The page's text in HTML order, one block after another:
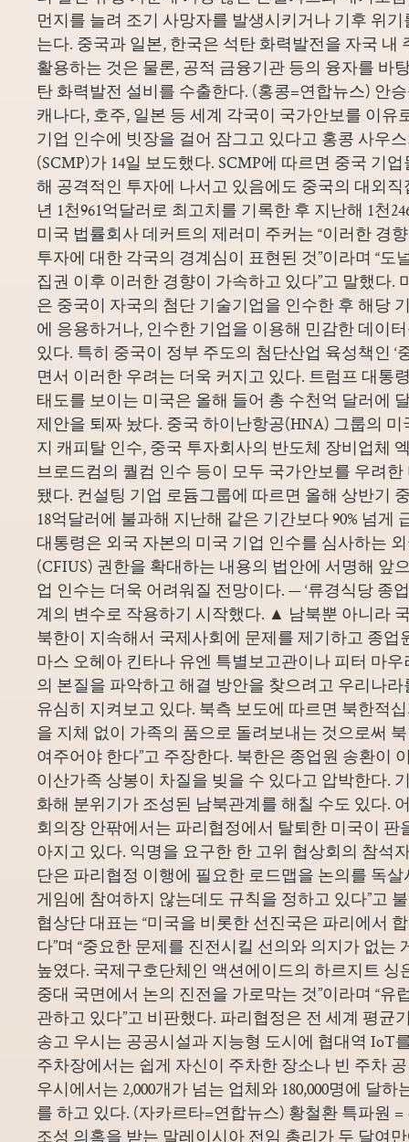
먼지를 늘려 조기 사망자를 발생시키거나 기후 위
는다. 중국과 일본, 한국은 석탄 화력발전을 자국 내
활용하는 것은 물론, 공적 금융기관 등의 융자를 바
탄 화력발전 설비를 수출한다. (홍콩=연합뉴스) 안
캐나다, 호주, 일본 등 세계 각국이 국가안보를 이유
기업 인수에 빗장을 걸어 잠그고 있다고 홍콩 사우
(SCMP)가 14일 보도했다. SCMP에 따르면 중국 기
해 공격적인 투자에 나서고 있음에도 중국의 대외직
년 1천961억달러로 최고치를 기록한 후 지난해 1천
미국 법률회사 데커트의 제러미 주커는 “이러한 경
투자에 대한 각국의 경계심이 표현된 것”이라며 “도
집권 이후 이러한 경향이 가속하고 있다”고 말했다.
은 중국이 자국의 첨단 기술기업을 인수한 후 해당
에 응용하거나, 인수한 기업을 이용해 민감한 데이
있다. 특히 중국이 정부 주도의 첨단산업 육성책인 ‘
면서 이러한 우려는 더욱 커지고 있다. 트럼프 대통
태도를 보이는 미국은 올해 들어 총 수천억 달러에
제안을 퇴짜 놨다. 중국 하이난항공(HNA) 그룹의
지 캐피탈 인수, 중국 투자회사의 반도체 장비업체
브로드컴의 퀄컴 인수 등이 모두 국가안보를 우려
됐다. 컨설팅 기업 로듐그룹에 따르면 올해 상반기
18억달러에 불과해 지난해 같은 기간보다 90% 넘게
대통령은 외국 자본의 미국 기업 인수를 심사하는
(CFIUS) 권한을 확대하는 내용의 법안에 서명해 앞
업 인수는 더욱 어려워질 전망이다. — ‘류경식당 종
계의 변수로 작용하기 시작했다. ▲ 남북뿐 아니라
북한이 지속해서 국제사회에 문제를 제기하고 종업
마스 오헤아 킨타나 유엔 특별보고관이나 피터 마
의 본질을 파악하고 해결 방안을 찾으려고 우리나
유심히 지켜보고 있다. 북측 보도에 따르면 북한적
을 지체 없이 가족의 품으로 돌려보내는 것으로써
여주어야 한다”고 주장한다. 북한은 종업원 송환이
이산가족 상봉이 차질을 빚을 수 있다고 압박한다.
화해 분위기가 조성된 남북관계를 해칠 수도 있다.
회의장 안팎에서는 파리협정에서 탈퇴한 미국이 판
아지고 있다. 익명을 요구한 한 고위 협상회의 참석
단은 파리협정 이행에 필요한 로드맵을 논의를 독살
게임에 참여하지 않는데도 규칙을 정하고 있다”고
협상단 대표는 “미국을 비롯한 선진국은 파리에서 합
다”며 “중요한 문제를 진전시킬 선의와 의지가 없는
높였다. 국제구호단체인 액션에이드의 하르지트 싱
중대 국면에서 논의 진전을 가로막는 것”이라며 “유
관하고 있다”고 비판했다. 파리협정은 전 세계 평균
송고 우시는 공공시설과 지능형 도시에 협대역 IoT
주차장에서는 쉽게 자신이 주차한 장소나 빈 주차
우시에서는 2,000개가 넘는 업체와 180,000명에 달
를 하고 있다. (자카르타=연합뉴스) 황철환 특파원
조성 의혹을 받는 말레이시아 전임 총리가 두 달여